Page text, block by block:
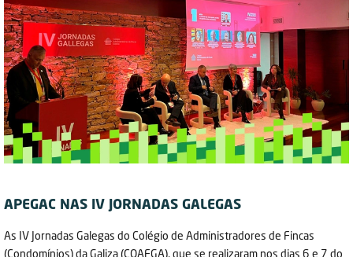
APEGAC NAS IV JORNADAS GALEGAS
As IV Jornadas Galegas do Colégio de Administradores de Fincas
(Condomínios) da Galiza (COAFGA), que se realizaram nos dias 6 e 7 do